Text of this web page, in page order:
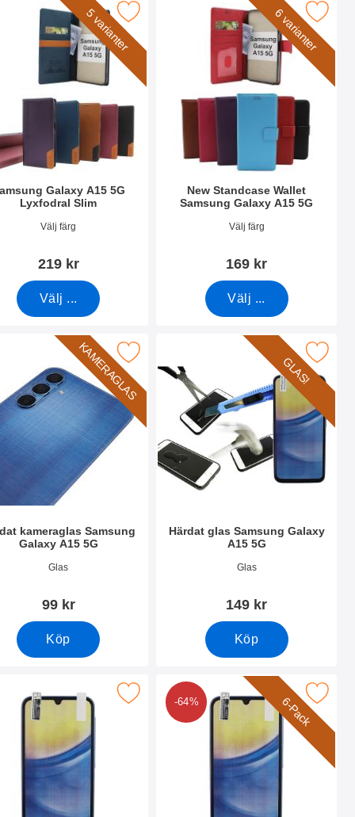
A15 5G som favorit
5 varianter
Galaxy A15 5G
Lyxfodral Slim
55294Välj färg
219 kr
Välj ...
samsung Galaxy A15 5G Lyxfodral Slim som favorit6 varianter
New Standcase Wallet
Samsung Galaxy A15 5G
Art. nr 50455Välj färg
169 kr
Välj ...
Makera new Standcase Wallet
A15 5G som favorit
KAMERAGLAS
kameraglas Samsung
Galaxy A15 5G
Glas
99 kr
Köp
kameraglas Samsung Galaxy A15 5G som favorit
GLAS!
Härdat glas Samsung Galaxy
A15 5G
Glas
149 kr
Köp
Makera härdat glas Samsung
A15 5G som favorit
skärmskydd Samsung Galaxy A15 5G som favorit
6-Pack
-64%
Makera 6-Pack Skärmskydd Samsung